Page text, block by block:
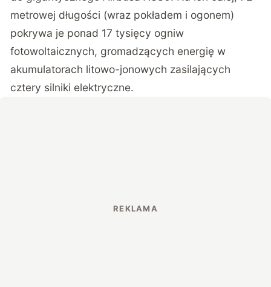
metrowej długości (wraz pokładem i ogonem)
pokrywa je ponad 17 tysięcy ogniw
fotowoltaicznych, gromadzących energię w
akumulatorach litowo-jonowych zasilających
cztery silniki elektryczne.